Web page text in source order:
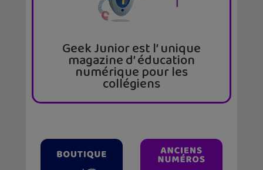
Geek Junior est l’ unique
magazine d’ éducation
numérique pour les
collégiens